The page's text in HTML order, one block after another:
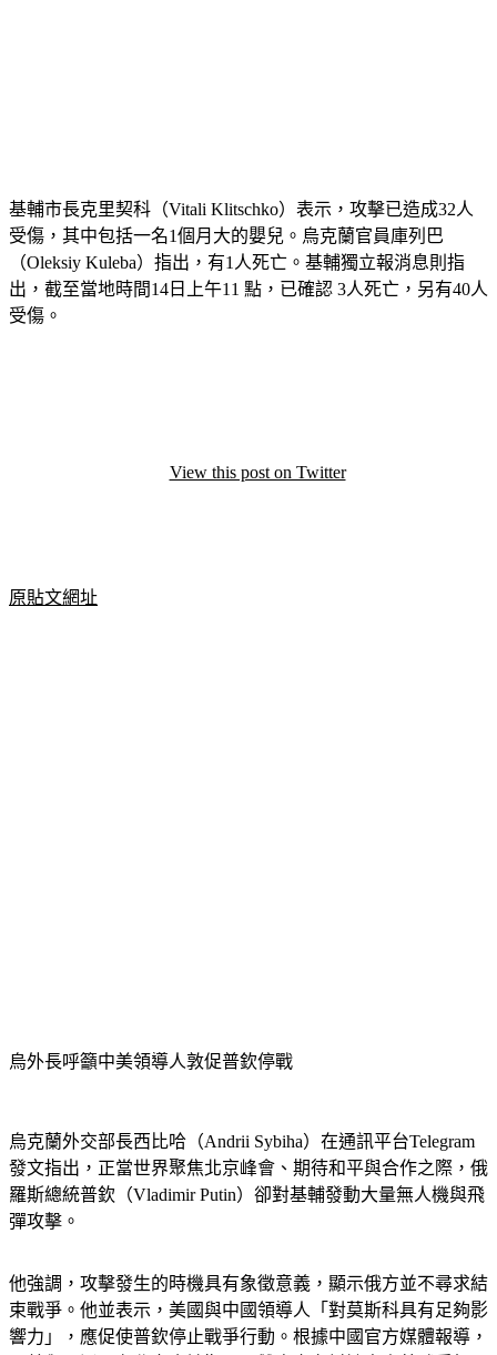
基輔市長克里契科（Vitali Klitschko）表示，攻擊已造成32人
受傷，其中包括一名1個月大的嬰兒。烏克蘭官員庫列巴
（Oleksiy Kuleba）指出，有1人死亡。基輔獨立報消息則指
出，截至當地時間14日上午11 點，已確認 3人死亡，另有40人
受傷。
View this post on Twitter
原貼文網址
烏外長呼籲中美領導人敦促普欽停戰
烏克蘭外交部長西比哈（Andrii Sybiha）在通訊平台Telegram
發文指出，正當世界聚焦北京峰會、期待和平與合作之際，俄
羅斯總統普欽（Vladimir Putin）卻對基輔發動大量無人機與飛
彈攻擊。
他強調，攻擊發生的時機具有象徵意義，顯示俄方並不尋求結
束戰爭。他並表示，美國與中國領導人「對莫斯科具有足夠影
響力」，應促使普欽停止戰爭行動。根據中國官方媒體報導，